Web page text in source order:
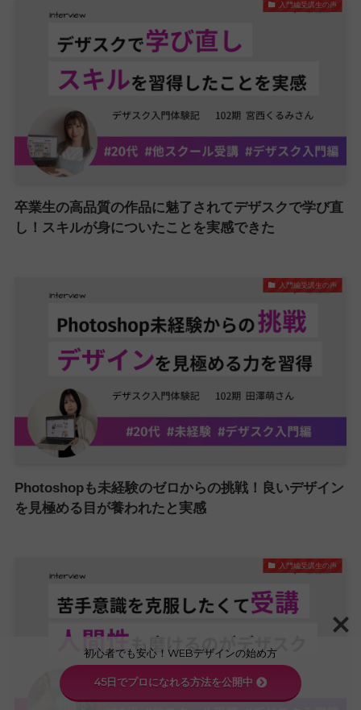
入門編受講生の声
卒業生の高品質の作品に魅了されてデザスクで学び直
し！スキルが身についたことを実感できた
入門編受講生の声
Photoshopも未経験のゼロからの挑戦！良いデザイン
を見極める目が養われたと実感
入門編受講生の声
初心者でも安心！WEBデザインの始め方
45日でプロになれる方法を公開中